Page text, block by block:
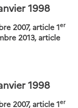
1998
2007, article 1er
2013, article
1998
2007, article 1er